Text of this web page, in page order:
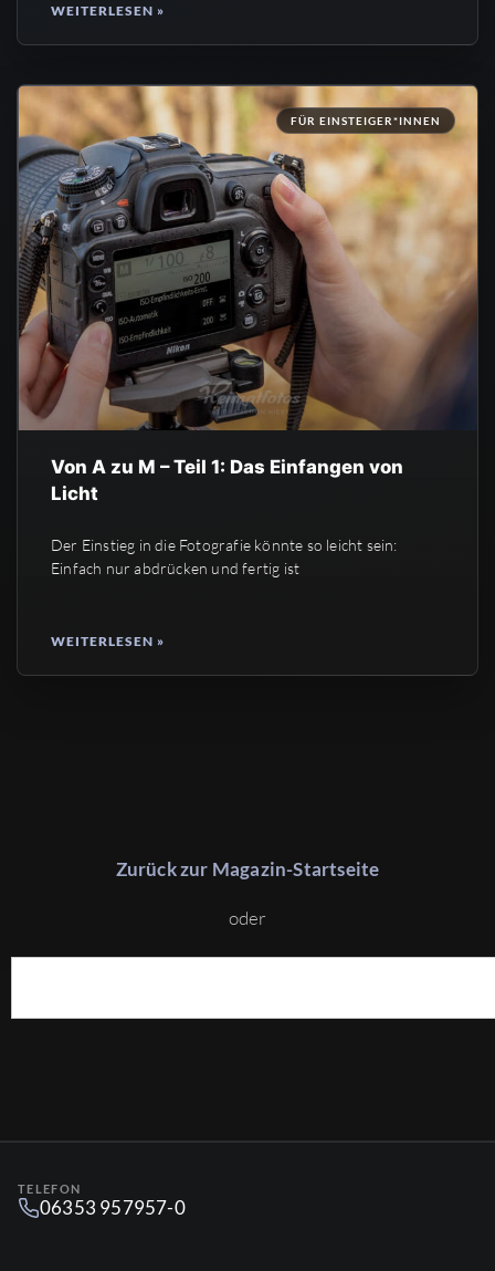
WEITERLESEN »
FÜR EINSTEIGER*INNEN
Von A zu M – Teil 1: Das Einfangen von
Licht
Der Einstieg in die Fotografie könnte so leicht sein:
Einfach nur abdrücken und fertig ist
WEITERLESEN »
Zurück zur Magazin-Startseite
oder
TELEFON
06353 957957-0